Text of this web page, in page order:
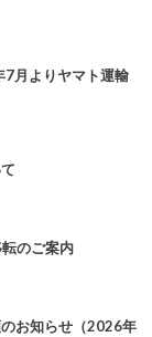
7月よりヤマト運輸
のご案内
お知らせ（2026年